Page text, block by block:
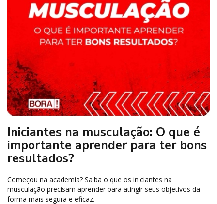
Iniciantes na musculação: O que é
importante aprender para ter bons
resultados?
Começou na academia? Saiba o que os iniciantes na
musculação precisam aprender para atingir seus objetivos da
forma mais segura e eficaz.